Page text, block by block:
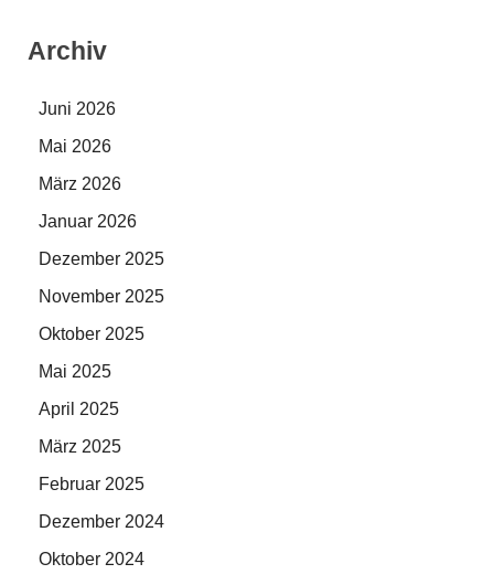
Archiv
Juni 2026
Mai 2026
März 2026
Januar 2026
Dezember 2025
November 2025
Oktober 2025
Mai 2025
April 2025
März 2025
Februar 2025
Dezember 2024
Oktober 2024